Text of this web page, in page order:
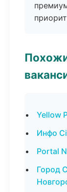
Yellow
Инфо
Portal
Город